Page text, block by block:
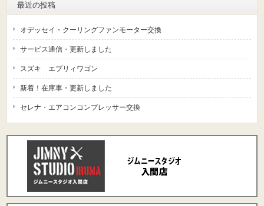
最近の投稿
オデッセイ・クーリングファンモーター交換
サービス通信・更新しました
スズキ エブリィワゴン
新着！在庫車・更新しました
セレナ・エアコンコンプレッサー交換